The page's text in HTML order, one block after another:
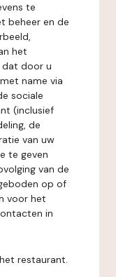
te
beheer en de
het
door u
name via
sociale
(inclusief
de
van uw
te geven
van de
op of
voor het
in
restaurant.